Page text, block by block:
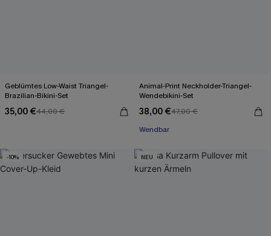
Geblümtes Low-Waist Triangel-
Brazilian-Bikini-Set
35,00 €44,00 €
Animal-Print Neckholder-Triangel-
Wendebikini-Set
38,00 €47,00 €
Wendbar
-10% NEU